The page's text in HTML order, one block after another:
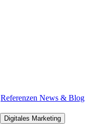
Referenzen News & Blog
Digitales Marketing